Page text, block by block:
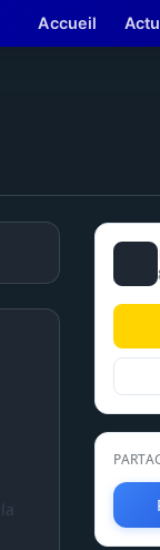
Accueil